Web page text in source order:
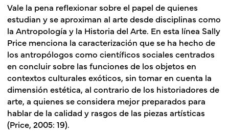
Vale la pena reflexionar sobre el papel de quienes
estudian y se aproximan al arte desde disciplinas como
la Antropología y la Historia del Arte. En esta línea Sally
Price menciona la caracterización que se ha hecho de
los antropólogos como científicos sociales centrados
en concluir sobre las funciones de los objetos en
contextos culturales exóticos, sin tomar en cuenta la
dimensión estética, al contrario de los historiadores de
arte, a quienes se considera mejor preparados para
hablar de la calidad y rasgos de las piezas artísticas
(Price, 2005: 19).